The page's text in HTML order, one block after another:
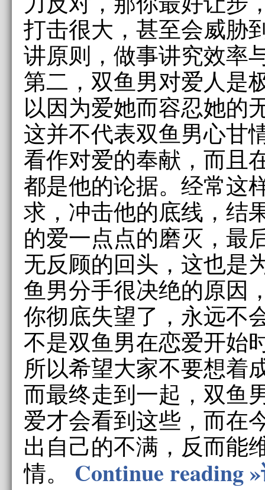
打击很大，甚至会威胁
讲原则，做事讲究效率
第二，双鱼男对爱人是
以因为爱她而容忍她的
这并不代表双鱼男心甘
看作对爱的奉献，而且
都是他的论据。经常这
求，冲击他的底线，结
的爱一点点的磨灭，最
无反顾的回头，这也是
鱼男分手很决绝的原因
你彻底失望了，永远不
不是双鱼男在恋爱开始
所以希望大家不要想着
而最终走到一起，双鱼
爱才会看到这些，而在
出自己的不满，反而能
情。 Continue reading